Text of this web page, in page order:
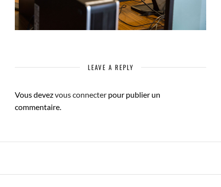
LEAVE A REPLY
Vous devezvous connecter pour publier un
commentaire.